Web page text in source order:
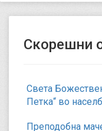
Скорешни
Света
Петка“ во
Преподобна